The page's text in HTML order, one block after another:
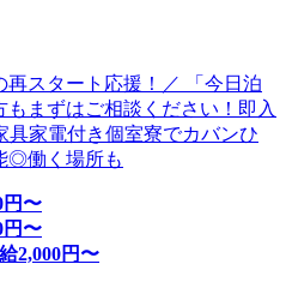
スタート応援！／ 「今日泊
まずはご相談ください！即入
家電付き個室寮でカバンひ
◎働く場所も
円〜
円〜
2,000円〜